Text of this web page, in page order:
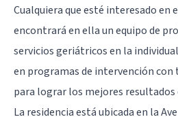
Cualquiera que esté interesado en
encontrará en ella un equipo de
servicios geriátricos en la
en programas de intervención con
para lograr los mejores
La residencia está ubicada en la